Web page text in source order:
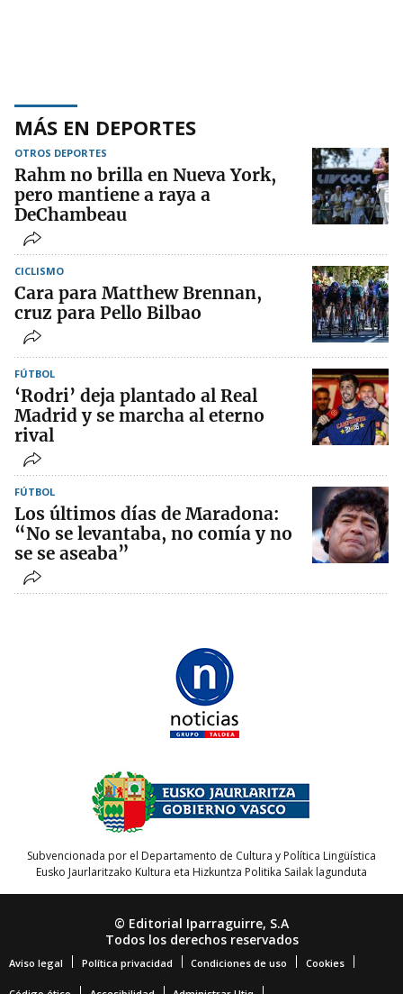
MÁS EN DEPORTES
OTROS DEPORTES
Rahm no brilla en Nueva York,
pero mantiene a raya a
DeChambeau
CICLISMO
Cara para Matthew Brennan,
cruz para Pello Bilbao
FÚTBOL
‘Rodri’ deja plantado al Real
Madrid y se marcha al eterno
rival
FÚTBOL
Los últimos días de Maradona:
“No se levantaba, no comía y no
se se aseaba”
Subvencionada por el Departamento de Cultura y Política Lingüística
Eusko Jaurlaritzako Kultura eta Hizkuntza Politika Sailak lagunduta
© Editorial Iparraguirre, S.A
Todos los derechos reservados
Aviso legal Política privacidad Condiciones de uso Cookies